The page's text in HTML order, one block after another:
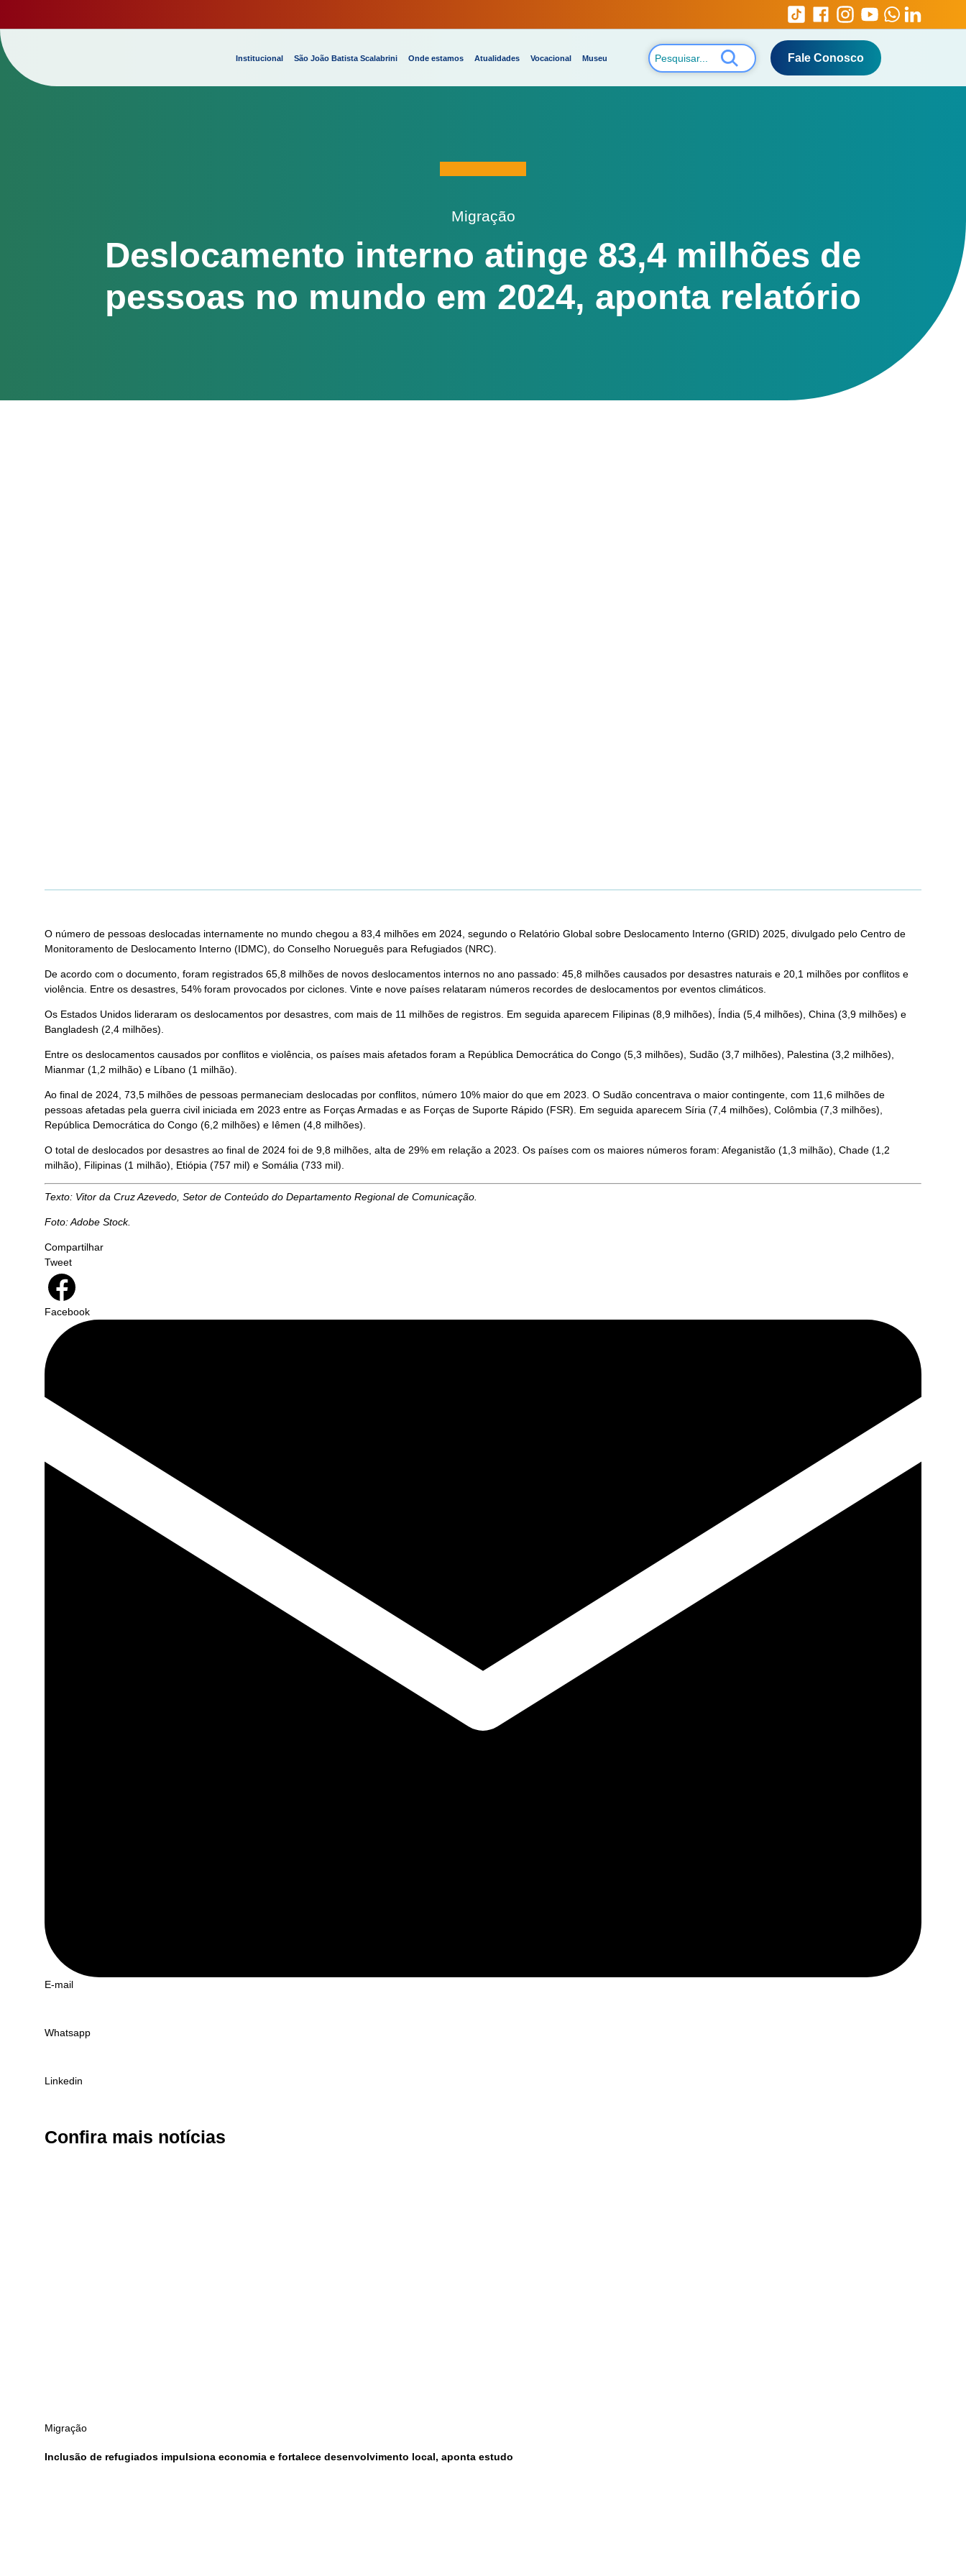
Institucional São João Batista Scalabrini Onde estamos Atualidades Vocacional Museu Fale Conosco
Migração
Deslocamento interno atinge 83,4 milhões de
pessoas no mundo em 2024, aponta relatório
O número de pessoas deslocadas internamente no mundo chegou a 83,4 milhões em 2024, segundo o Relatório Global sobre Deslocamento Interno (GRID) 2025, divulgado pelo Centro de
Monitoramento de Deslocamento Interno (IDMC), do Conselho Norueguês para Refugiados (NRC).
De acordo com o documento, foram registrados 65,8 milhões de novos deslocamentos internos no ano passado: 45,8 milhões causados por desastres naturais e 20,1 milhões por conflitos e
violência. Entre os desastres, 54% foram provocados por ciclones. Vinte e nove países relataram números recordes de deslocamentos por eventos climáticos.
Os Estados Unidos lideraram os deslocamentos por desastres, com mais de 11 milhões de registros. Em seguida aparecem Filipinas (8,9 milhões), Índia (5,4 milhões), China (3,9 milhões) e
Bangladesh (2,4 milhões).
Entre os deslocamentos causados por conflitos e violência, os países mais afetados foram a República Democrática do Congo (5,3 milhões), Sudão (3,7 milhões), Palestina (3,2 milhões),
Mianmar (1,2 milhão) e Líbano (1 milhão).
Ao final de 2024, 73,5 milhões de pessoas permaneciam deslocadas por conflitos, número 10% maior do que em 2023. O Sudão concentrava o maior contingente, com 11,6 milhões de
pessoas afetadas pela guerra civil iniciada em 2023 entre as Forças Armadas e as Forças de Suporte Rápido (FSR). Em seguida aparecem Síria (7,4 milhões), Colômbia (7,3 milhões),
República Democrática do Congo (6,2 milhões) e Iêmen (4,8 milhões).
O total de deslocados por desastres ao final de 2024 foi de 9,8 milhões, alta de 29% em relação a 2023. Os países com os maiores números foram: Afeganistão (1,3 milhão), Chade (1,2
milhão), Filipinas (1 milhão), Etiópia (757 mil) e Somália (733 mil).
Texto: Vitor da Cruz Azevedo, Setor de Conteúdo do Departamento Regional de Comunicação.
Foto: Adobe Stock.
Compartilhar
Tweet
Facebook
E-mail
Whatsapp
Linkedin
Confira mais notícias
Migração
Inclusão de refugiados impulsiona economia e fortalece desenvolvimento local, aponta estudo